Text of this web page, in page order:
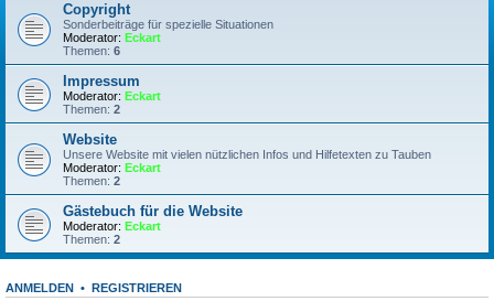
Copyright
Sonderbeiträge für spezielle Situationen
Moderator: Eckart
Themen: 6
Impressum
Moderator: Eckart
Themen: 2
Website
Unsere Website mit vielen nützlichen Infos und Hilfetexten zu Tauben
Moderator: Eckart
Themen: 2
Gästebuch für die Website
Moderator: Eckart
Themen: 2
ANMELDEN • REGISTRIEREN